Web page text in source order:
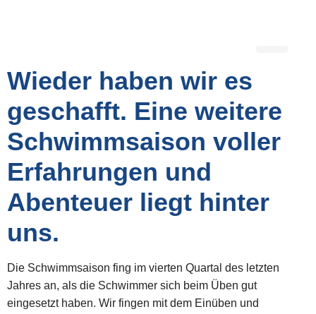
Wieder haben wir es
geschafft. Eine weitere
Schwimmsaison voller
Erfahrungen und
Abenteuer liegt hinter
uns.
Die Schwimmsaison fing im vierten Quartal des letzten
Jahres an, als die Schwimmer sich beim Üben gut
eingesetzt haben. Wir fingen mit dem Einüben und